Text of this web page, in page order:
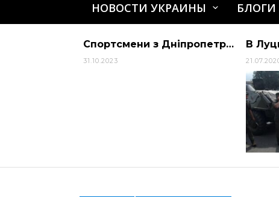
НОВОСТИ УКРАИНЫ БЛОГИ
Спортсмени з Дніпропетровщини зайняли призові місця на Чемпіонаті України з бадмінтону.
31.10.2023